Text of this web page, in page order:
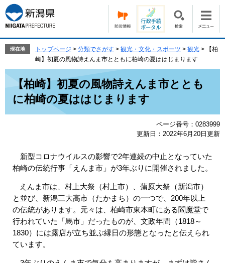
ー
ジ
の
で
ニ
ュ
ー
ば
現在地 トップページ > 分類でさがす > 観光・文化・スポーツ > 観光 >
【柏
崎】初夏の風物詩えんま市とともに柏崎の夏ははじまります
【柏崎】初夏の風物詩えんま市ととも
に柏崎の夏ははじまります
ページ番号：0283999
更新日：2022年6月20日更新
新型コロナウイルスの影響で2年連続の中止となっていた
柏崎の伝統行事「えんま市」が3年ぶりに開催されました。
えんま市は、村上大祭（村上市）、蒲原大祭（新潟市）
と並び、新潟三大高市（たかまち）の一つで、200年以上
の伝統があります。元々は、柏崎市東本町にある閻魔堂で
行われていた「馬市」だったものが、文政年間（1818～
1830）には露店が立ち並ぶ縁日の形態となったと伝えられ
ています。